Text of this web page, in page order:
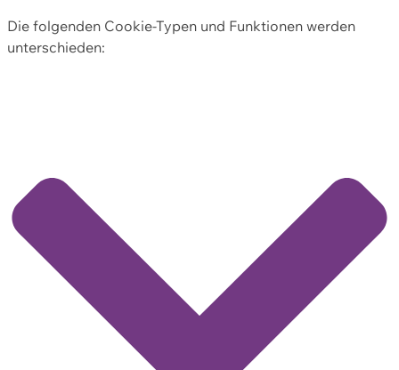
Die folgenden Cookie-Typen und Funktionen werden
unterschieden: